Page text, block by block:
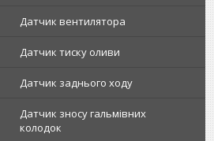
Датчик вентилятора
Датчик тиску оливи
Датчик заднього ходу
Датчик зносу гальмівних
колодок